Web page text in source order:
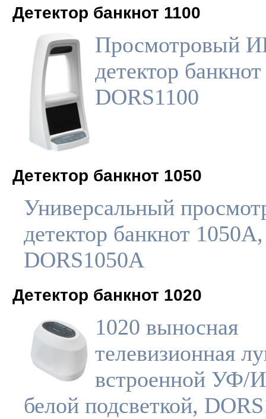
Детектор банкнот 1100
Просмотровый
детектор
DORS1100
Детектор банкнот 1050
Универсальный
детектор банкнот 1050A,
DORS1050A
Детектор банкнот 1020
1020 выносная
телевизионная
встроенной УФ/
белой подсветкой,